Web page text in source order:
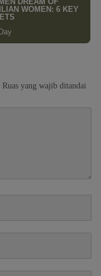
Ruas yang wajib ditandai